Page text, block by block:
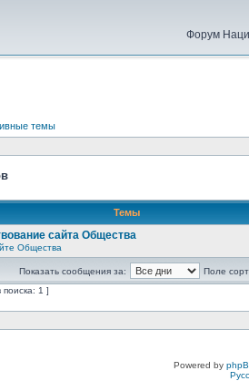
Форум
темы
Темы
сайта Общества
Общества
Показать сообщения за:
Поле
поиска: 1 ]
Powered by